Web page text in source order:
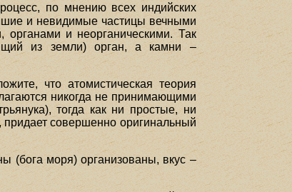
по мнению всех индийских
и невидимые частицы вечными
органами и неорганическими. Так
из земли) орган, а камни –
что атомистическая теория
никогда не принимающими
тогда как ни простые, ни
совершенно оригинальный
(бога моря) организованы, вкус –